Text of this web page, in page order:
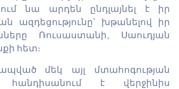
նա արդեն ընդլայնել է իր
ազդեցությունը՝ խթանելով իր
Ռուսաստանի, Սաուդյան
հետ։
մեկ այլ մտահոգության
է վերջինիս